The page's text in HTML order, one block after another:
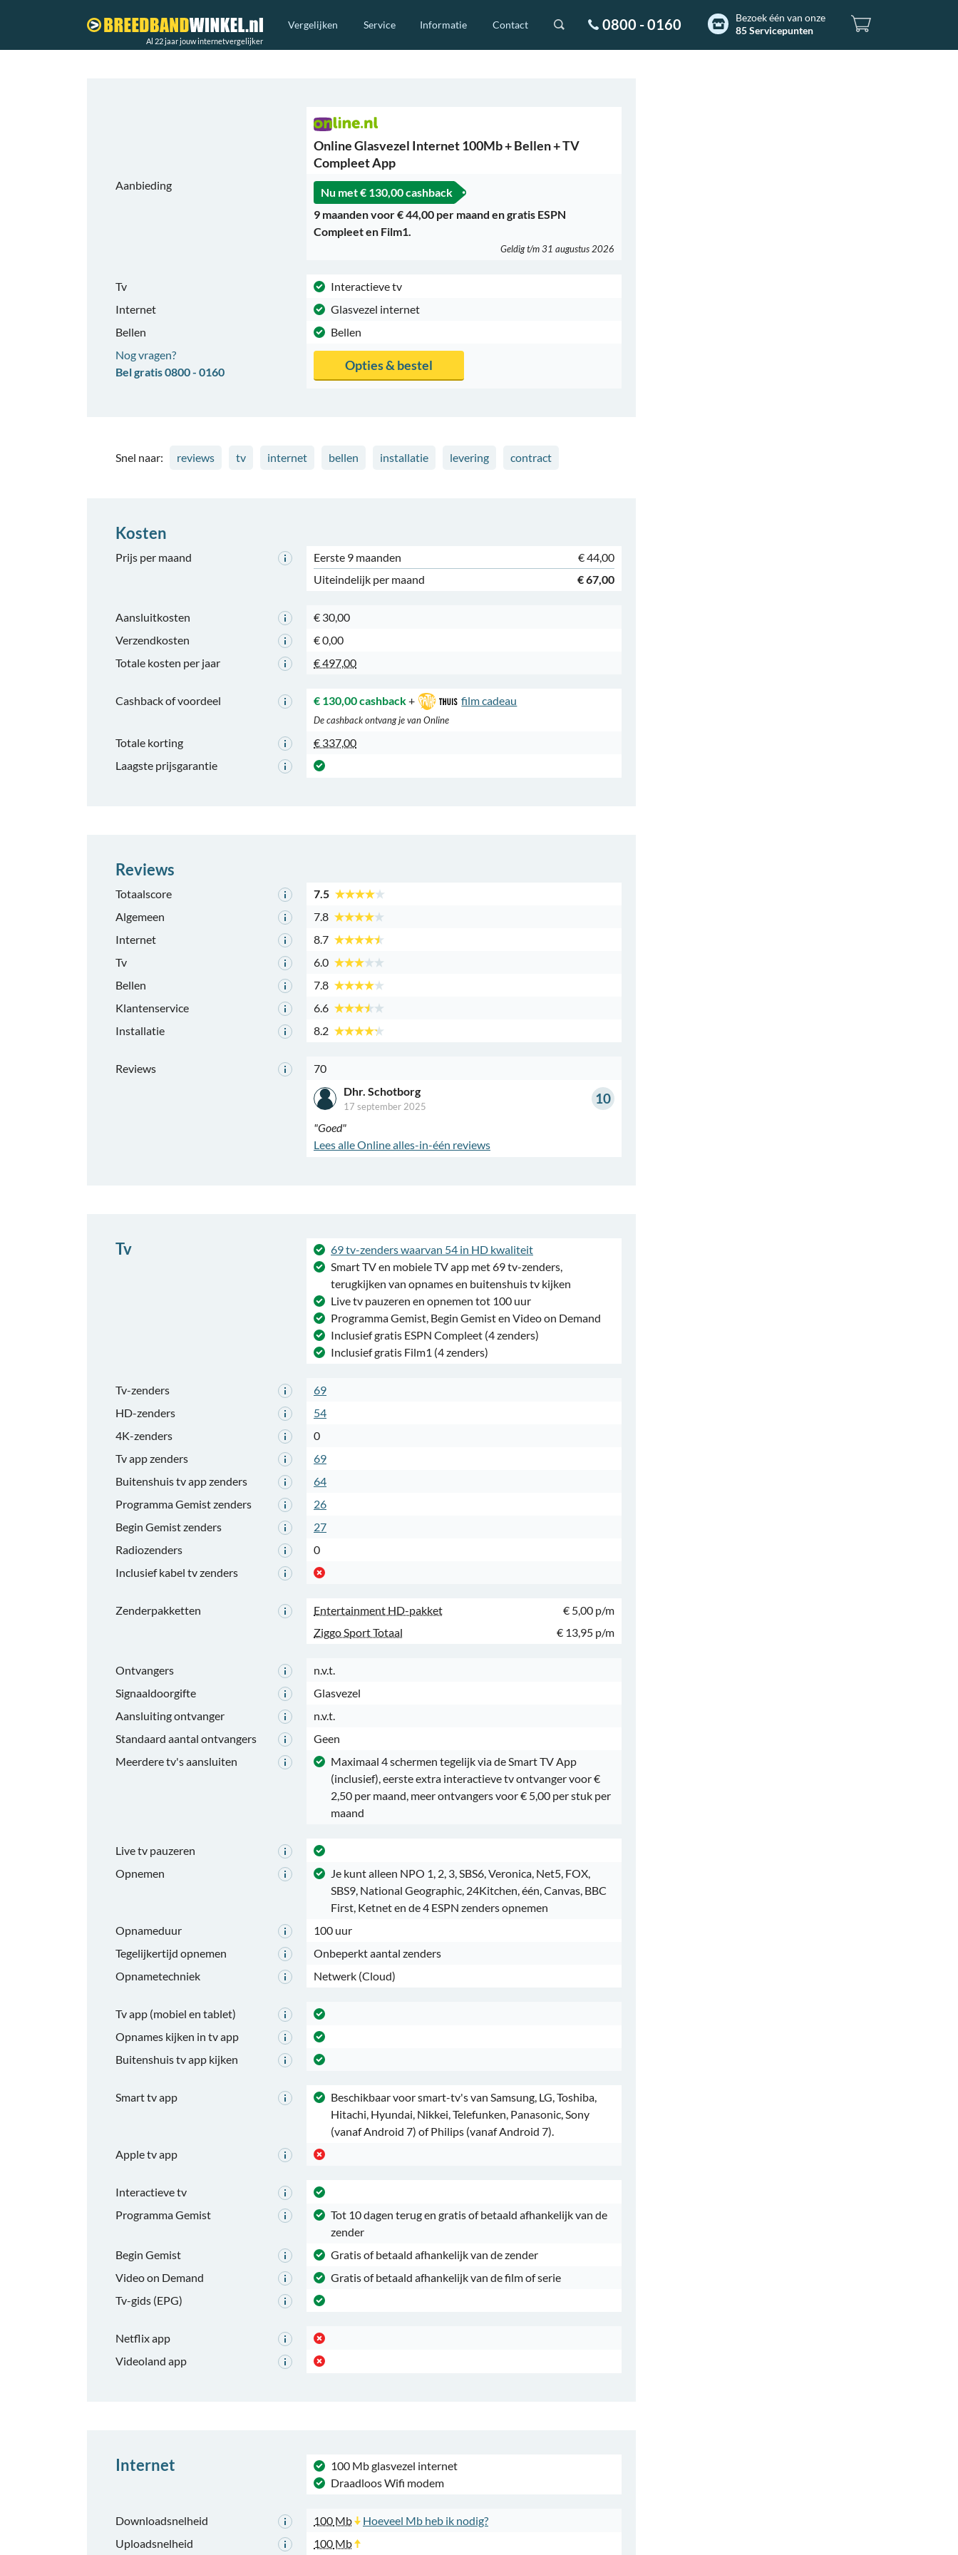
Al 22 jaar jouw internetvergelijker
Vergelijken Service Informatie Contact 0800 - 0160
Bezoek één van onze
85 Servicepunten
Online Glasvezel Internet 100Mb + Bellen + TV
Compleet App
Aanbieding
Nu met€ 130,00 cashback
9 maanden voor € 44,00 per maand en gratis ESPN
Compleet en Film1.
Geldig t/m 31 augustus 2026
Tv
Interactieve tv
Internet
Glasvezel internet
Bellen
Bellen
Nog vragen?
Bel gratis 0800 - 0160
Opties & bestel
Snel naar: reviews tv internet bellen installatie levering contract
Kosten
Prijs per maand Eerste 9 maanden
€ 44,00
Uiteindelijk per maand
€ 67,00
Aansluitkosten
€ 30,00
Verzendkosten
€ 0,00
Totale kosten per jaar
€ 497,00
Cashback of voordeel € 130,00 cashback+ film cadeau
De cashback ontvang je van Online
Totale korting
€ 337,00
Laagste prijsgarantie
Reviews
Totaalscore
7.5
Algemeen
7.8
Internet
8.7
Tv
6.0
Bellen
7.8
Klantenservice
6.6
Installatie
8.2
Reviews 70
10
Dhr. Schotborg
17 september 2025
"Goed"
Lees alle Online alles-in-één reviews
Tv
69 tv-zenders waarvan 54 in HD kwaliteit
Smart TV en mobiele TV app met 69 tv-zenders,
terugkijken van opnames en buitenshuis tv kijken
Live tv pauzeren en opnemen tot 100 uur
Programma Gemist, Begin Gemist en Video on Demand
Inclusief gratis ESPN Compleet (4 zenders)
Inclusief gratis Film1 (4 zenders)
Tv-zenders
69
HD-zenders
54
4K-zenders
0
Tv app zenders
69
Buitenshuis tv app zenders
64
Programma Gemist zenders
26
Begin Gemist zenders
27
Radiozenders
0
Inclusief kabel tv zenders
Zenderpakketten Entertainment HD-pakket
€ 5,00 p/m
Ziggo Sport Totaal
€ 13,95 p/m
Ontvangers
n.v.t.
Signaaldoorgifte
Glasvezel
Aansluiting ontvanger
n.v.t.
Standaard aantal ontvangers
Geen
Meerdere tv's aansluiten
Maximaal 4 schermen tegelijk via de Smart TV App
(inclusief), eerste extra interactieve tv ontvanger voor €
2,50 per maand, meer ontvangers voor € 5,00 per stuk per
maand
Live tv pauzeren
Opnemen
Je kunt alleen NPO 1, 2, 3, SBS6, Veronica, Net5, FOX,
SBS9, National Geographic, 24Kitchen, één, Canvas, BBC
First, Ketnet en de 4 ESPN zenders opnemen
Opnameduur
100 uur
Tegelijkertijd opnemen
Onbeperkt aantal zenders
Opnametechniek
Netwerk (Cloud)
Tv app (mobiel en tablet)
Opnames kijken in tv app
Buitenshuis tv app kijken
Smart tv app
Beschikbaar voor smart-tv's van Samsung, LG, Toshiba,
Hitachi, Hyundai, Nikkei, Telefunken, Panasonic, Sony
(vanaf Android 7) of Philips (vanaf Android 7).
Apple tv app
Interactieve tv
Programma Gemist
Tot 10 dagen terug en gratis of betaald afhankelijk van de
zender
Begin Gemist
Gratis of betaald afhankelijk van de zender
Video on Demand
Gratis of betaald afhankelijk van de film of serie
Tv-gids (EPG)
Netflix app
Videoland app
Internet
100 Mb glasvezel internet
Draadloos Wifi modem
Downloadsnelheid 100 Mb
Hoeveel Mb heb ik nodig?
Uploadsnelheid
100 Mb